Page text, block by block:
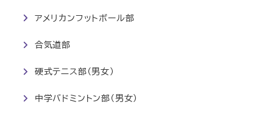
アメリカンフットボール部
合気道部
硬式テニス部（男女）
中学バドミントン部（男女）